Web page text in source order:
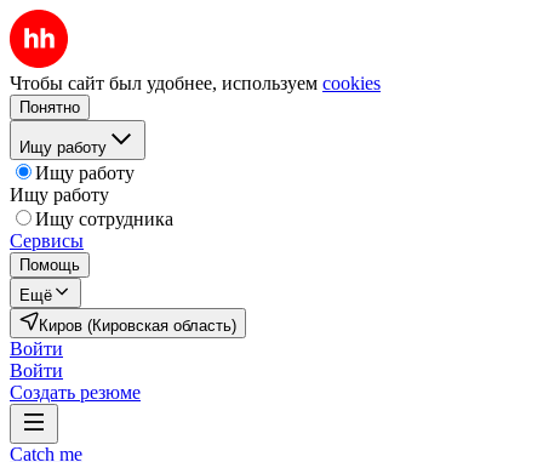
Чтобы сайт был удобнее, используем cookies
Понятно
Ищу работу
Ищу работу
Ищу работу
Ищу сотрудника
Сервисы
Помощь
Ещё
Киров (Кировская область)
Войти
Войти
Создать резюме
Catch me